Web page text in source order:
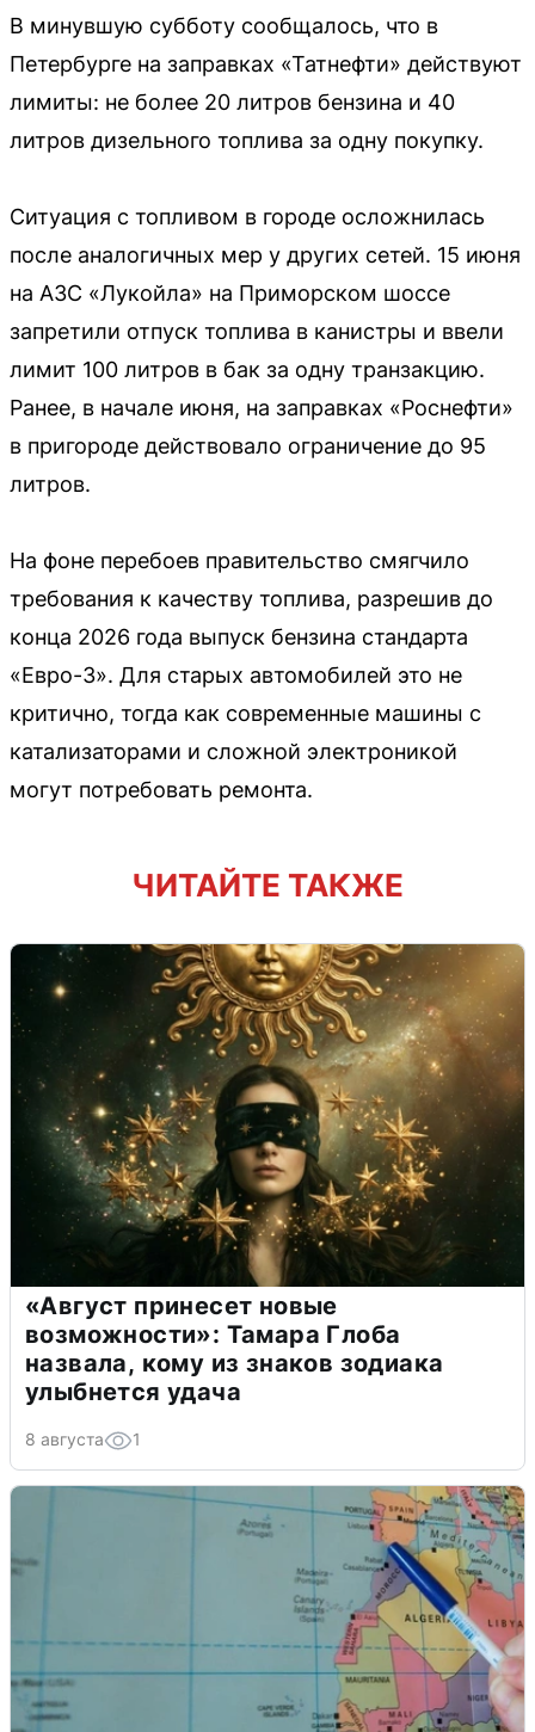
В минувшую субботу сообщалось, что в
Петербурге на заправках «Татнефти» действуют
лимиты: не более 20 литров бензина и 40
литров дизельного топлива за одну покупку.
Ситуация с топливом в городе осложнилась
после аналогичных мер у других сетей. 15 июня
на АЗС «Лукойла» на Приморском шоссе
запретили отпуск топлива в канистры и ввели
лимит 100 литров в бак за одну транзакцию.
Ранее, в начале июня, на заправках «Роснефти»
в пригороде действовало ограничение до 95
литров.
На фоне перебоев правительство смягчило
требования к качеству топлива, разрешив до
конца 2026 года выпуск бензина стандарта
«Евро-3». Для старых автомобилей это не
критично, тогда как современные машины с
катализаторами и сложной электроникой
могут потребовать ремонта.
ЧИТАЙТЕ ТАКЖЕ
«Август принесет новые
возможности»: Тамара Глоба
назвала, кому из знаков зодиака
улыбнется удача
8 августа 1